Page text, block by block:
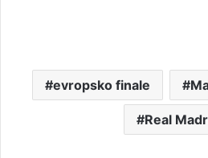
evropsko finale
Real